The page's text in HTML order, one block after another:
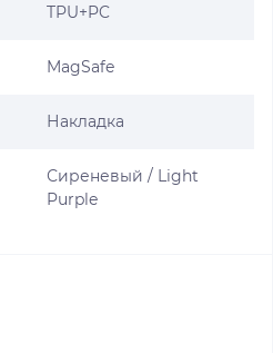
TPU+PC
MagSafe
Накладка
Сиреневый / Light
Purple